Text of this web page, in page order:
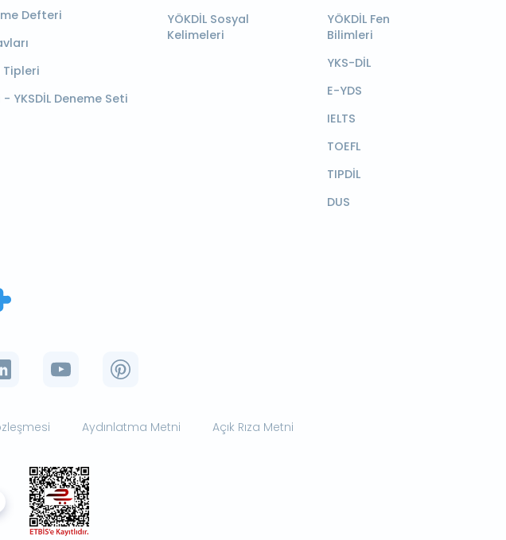
Defteri
Tipleri
YKSDİL Deneme Seti
YÖKDİL Sosyal
Kelimeleri
YÖKDİL Fen
Bilimleri
YKS-DİL
E-YDS
IELTS
TOEFL
TIPDİL
DUS
Aydınlatma Metni Açık Rıza Metni